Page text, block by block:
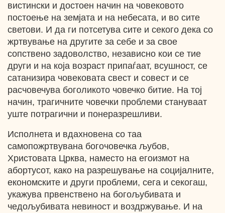
вистински и достоен начин на човековото
постоење на земјата и на небесата, и во сите
светови. И да ги потсетува сите и секого дека со
жртвување на другите за себе и за свое
сопствено задоволство, независно кои се тие
други и на која возраст припаѓаат, всушност, се
сатанизира човековата свест и совест и се
расчовечува боголикото човечко битие. На тој
начин, трагичните човечки проблеми стануваат
уште потрагични и понеразрешливи.
Исполнета и вдахновена со таа
самопожртвувана богочовечка љубов,
Христовата Црква, наместо на егоизмот на
абортусот, како на разрешување на социјалните,
економските и други проблеми, сега и секогаш,
укажува првенствено на богољубивата и
чедољубивата невиност и воздржување. И на